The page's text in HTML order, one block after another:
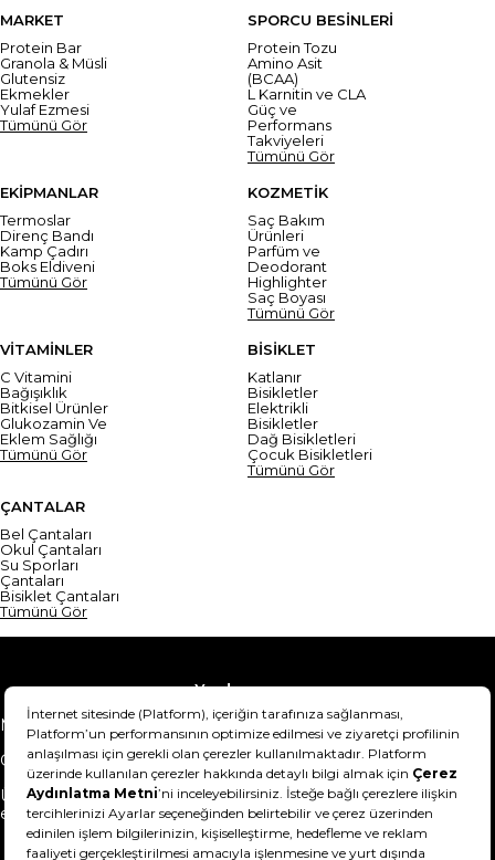
MARKET
Protein Bar
Granola & Müsli
Glutensiz
Ekmekler
Yulaf Ezmesi
Tümünü Gör
SPORCU BESİNLERİ
Protein Tozu
Amino Asit
(BCAA)
L Karnitin ve CLA
Güç ve
Performans
Takviyeleri
Tümünü Gör
EKİPMANLAR
Termoslar
Direnç Bandı
Kamp Çadırı
Boks Eldiveni
Tümünü Gör
KOZMETİK
Saç Bakım
Ürünleri
Parfüm ve
Deodorant
Highlighter
Saç Boyası
Tümünü Gör
VİTAMİNLER
C Vitamini
Bağışıklık
Bitkisel Ürünler
Glukozamin Ve
Eklem Sağlığı
Tümünü Gör
BİSİKLET
Katlanır
Bisikletler
Elektrikli
Bisikletler
Dağ Bisikletleri
Çocuk Bisikletleri
Tümünü Gör
ÇANTALAR
Bel Çantaları
Okul Çantaları
Su Sporları
Çantaları
Bisiklet Çantaları
Tümünü Gör
Yardım
Mesafeli Satış Sözleşmesi
Teslimat Bilgisi
Gizlilik Sözleşmesi
Şartlar & Koşullar
Ürünümü nasıl iade
edebilirim?
Hakkımızda